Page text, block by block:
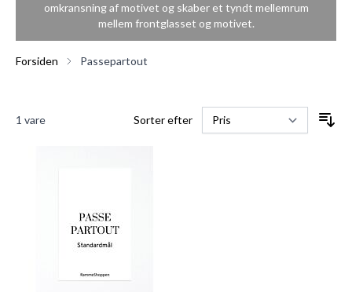
omkransning af motivet og skaber et tyndt mellemrum
mellem frontglasset og motivet.
Forsiden Passepartout
1 vare Sorter efter